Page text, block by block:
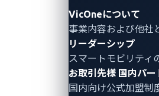
VicOneについて
事業内容および他社
リーダーシップ
スマートモビリティ
お取引先様 国内パ
国内向け公式加盟制
画像2. デトロイトでの表彰式
Automotive CTF 2024ファイ
HarborおよびVicOneのエグゼ